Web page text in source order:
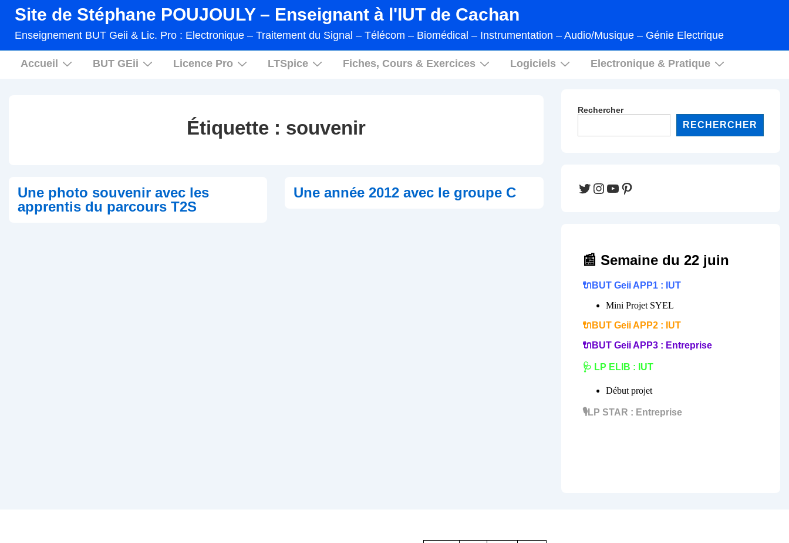
contenu
Site de Stéphane POUJOULY – Enseignant à l'IUT de Cachan
Enseignement BUT Geii & Lic. Pro : Electronique – Traitement du Signal – Télécom – Biomédical – Instrumentation – Audio/Musique – Génie Electrique
Main
Accueil BUT GEii Licence Pro LTSpice Fiches, Cours & Exercices Logiciels Electronique & Pratique
Étiquette : souvenir
Une photo souvenir avec les
apprentis du parcours T2S
Une année 2012 avec le groupe C
Rechercher
RECHERCHER
Twitter
Instagram
YouTube
Pinterest